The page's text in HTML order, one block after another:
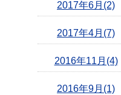
2017年6月(2)
2017年4月(7)
2016年11月(4)
2016年9月(1)